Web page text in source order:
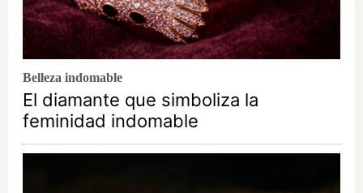
Belleza indomable
El diamante que simboliza la
feminidad indomable